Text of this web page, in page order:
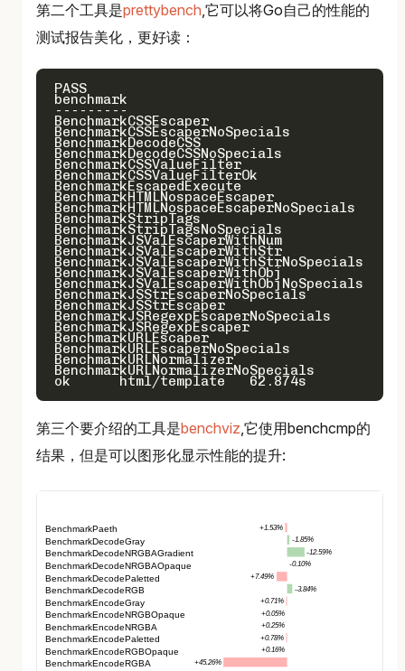
第二个工具是prettybench,它可以将Go自己的性能的
测试报告美化，更好读：
PASS
benchmark
---------
BenchmarkCSSEscaper
BenchmarkCSSEscaperNoSpecials
BenchmarkDecodeCSS
BenchmarkDecodeCSSNoSpecials
BenchmarkCSSValueFilter
BenchmarkCSSValueFilterOk
BenchmarkEscapedExecute
BenchmarkHTMLNospaceEscaper
BenchmarkHTMLNospaceEscaperNoSpecials
BenchmarkStripTags
BenchmarkStripTagsNoSpecials
BenchmarkJSValEscaperWithNum
BenchmarkJSValEscaperWithStr
BenchmarkJSValEscaperWithStrNoSpecials
BenchmarkJSValEscaperWithObj
BenchmarkJSValEscaperWithObjNoSpecials
BenchmarkJSStrEscaperNoSpecials
BenchmarkJSStrEscaper
BenchmarkJSRegexpEscaperNoSpecials
BenchmarkJSRegexpEscaper
BenchmarkURLEscaper
BenchmarkURLEscaperNoSpecials
BenchmarkURLNormalizer
BenchmarkURLNormalizerNoSpecials
第三个要介绍的工具是benchviz,它使用benchcmp的
结果，但是可以图形化显示性能的提升: